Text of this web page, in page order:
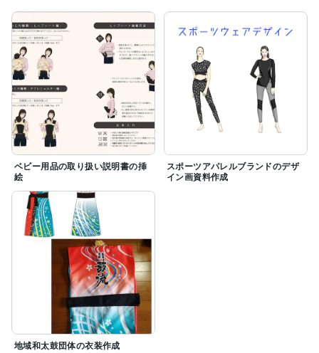
ベビー用品の取り扱い説明書の挿
絵
スポーツアパレルブランドのデザ
イン画資料作成
地域和太鼓団体の衣装作成